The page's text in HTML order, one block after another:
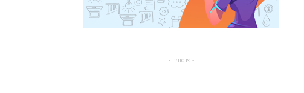
- פרסומת -